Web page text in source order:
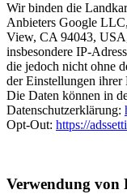
Wir binden die
Anbieters Google
View, CA 94043,
insbesondere IP-
die jedoch nicht ohne
der Einstellungen
Die Daten können in
Datenschutzerklärung:
Opt-Out: https://
Verwendung von